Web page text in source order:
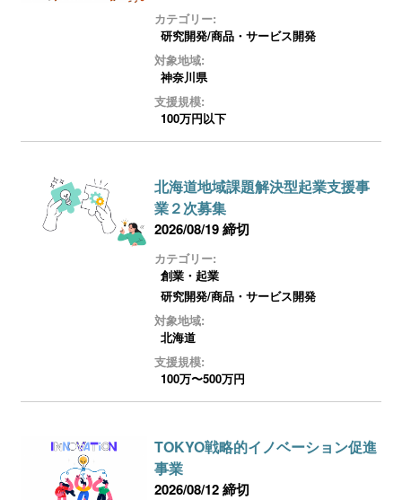
カテゴリー:
研究開発/商品・サービス開発
対象地域:
神奈川県
支援規模:
100万円以下
北海道地域課題解決型起業支援事
業２次募集
2026/08/19 締切
カテゴリー:
創業・起業
研究開発/商品・サービス開発
対象地域:
北海道
支援規模:
100万〜500万円
TOKYO戦略的イノベーション促進
事業
2026/08/12 締切